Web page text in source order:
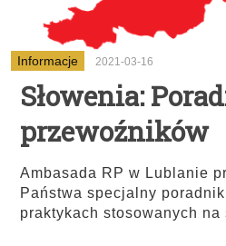
Informacje 2021-03-16
Słowenia:
przewoźników
Ambasada RP w Lublanie
Państwa specjalny
praktykach stosowanych na